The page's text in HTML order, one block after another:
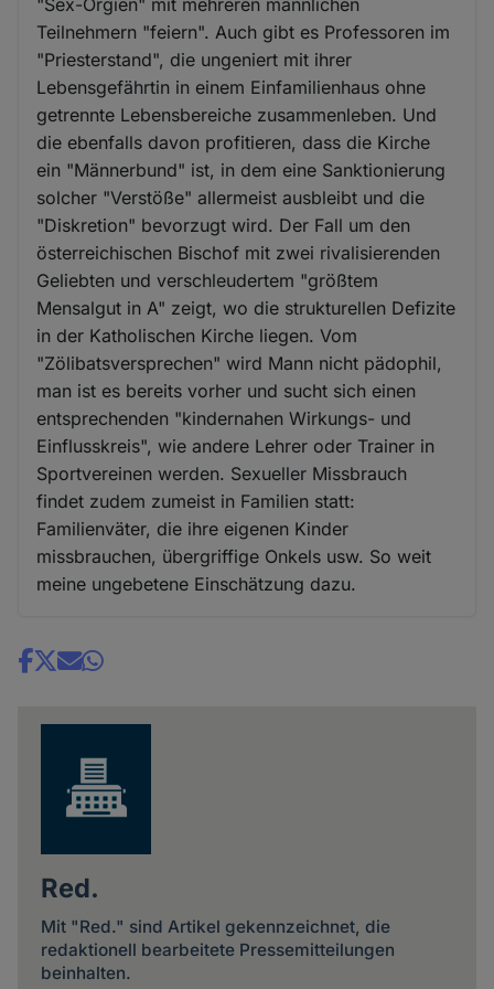
"Sex-Orgien" mit mehreren männlichen
Teilnehmern "feiern". Auch gibt es Professoren im
"Priesterstand", die ungeniert mit ihrer
Lebensgefährtin in einem Einfamilienhaus ohne
getrennte Lebensbereiche zusammenleben. Und
die ebenfalls davon profitieren, dass die Kirche
ein "Männerbund" ist, in dem eine Sanktionierung
solcher "Verstöße" allermeist ausbleibt und die
"Diskretion" bevorzugt wird. Der Fall um den
österreichischen Bischof mit zwei rivalisierenden
Geliebten und verschleudertem "größtem
Mensalgut in A" zeigt, wo die strukturellen Defizite
in der Katholischen Kirche liegen. Vom
"Zölibatsversprechen" wird Mann nicht pädophil,
man ist es bereits vorher und sucht sich einen
entsprechenden "kindernahen Wirkungs- und
Einflusskreis", wie andere Lehrer oder Trainer in
Sportvereinen werden. Sexueller Missbrauch
findet zudem zumeist in Familien statt:
Familienväter, die ihre eigenen Kinder
missbrauchen, übergriffige Onkels usw. So weit
meine ungebetene Einschätzung dazu.
Share
Red.
Mit "Red." sind Artikel gekennzeichnet, die
redaktionell bearbeitete Pressemitteilungen
beinhalten.